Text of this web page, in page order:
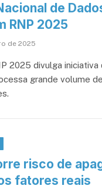
de
RNP 2025
de 2025
2025 divulga
grande volume
risco de
fatores reais